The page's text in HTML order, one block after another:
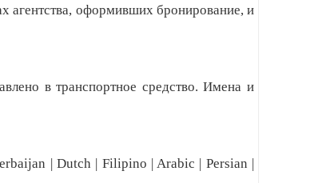
агентства, оформивших бронирование, и
в транспортное средство. Имена и
| Dutch | Filipino | Arabic | Persian |